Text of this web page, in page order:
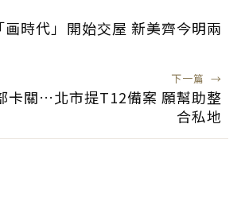
時代」開始交屋 新美齊今明兩
下一篇 →
卡關…北市提T12備案 願幫助整
合私地